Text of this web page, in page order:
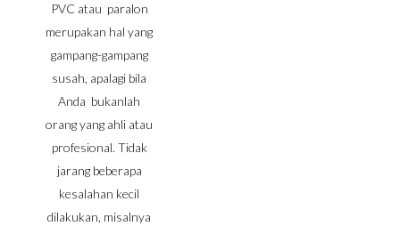
PVC atau paralon
merupakan hal yang
gampang-gampang
susah, apalagi bila
Anda bukanlah
orang yang ahli atau
profesional. Tidak
jarang beberapa
kesalahan kecil
dilakukan, misalnya